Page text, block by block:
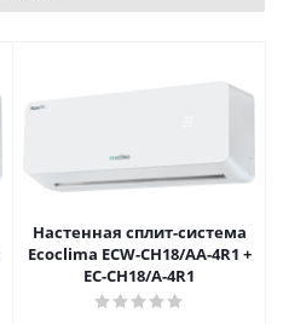
Настенная сплит-система
Ecoclima ECW-СH18/AA-4R1 +
EC-CH18/A-4R1